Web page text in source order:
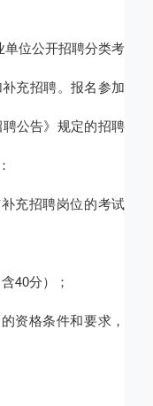
单位公开招聘分类考
充招聘。报名参加
公告》 规定的招聘
补充招聘岗位的考试
40分）；
资格条件和要求 ，